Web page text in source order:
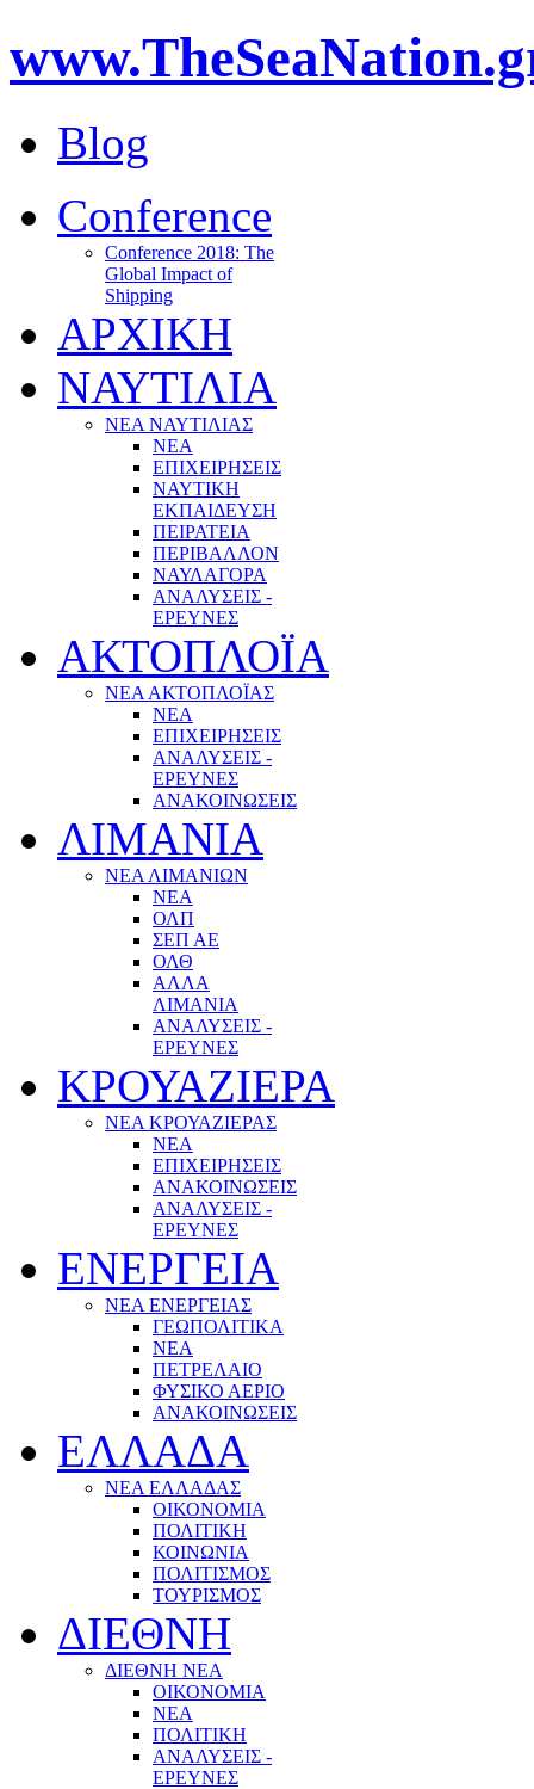
Blog
Conference
Conference 2018: The
Global Impact of
Shipping
ΑΡΧΙΚΗ
ΝΑΥΤΙΛΙΑ
ΝΕΑ ΝΑΥΤΙΛΙΑΣ
ΝΕΑ
ΕΠΙΧΕΙΡΗΣΕΙΣ
ΝΑΥΤΙΚΗ
ΕΚΠΑΙΔΕΥΣΗ
ΠΕΙΡΑΤΕΙΑ
ΠΕΡΙΒΑΛΛΟΝ
ΝΑΥΛΑΓΟΡΑ
ΑΝΑΛΥΣΕΙΣ -
ΕΡΕΥΝΕΣ
ΑΚΤΟΠΛΟΪΑ
ΝΕΑ ΑΚΤΟΠΛΟΪΑΣ
ΝΕΑ
ΕΠΙΧΕΙΡΗΣΕΙΣ
ΑΝΑΛΥΣΕΙΣ -
ΕΡΕΥΝΕΣ
ΑΝΑΚΟΙΝΩΣΕΙΣ
ΛΙΜΑΝΙΑ
ΝΕΑ ΛΙΜΑΝΙΩΝ
ΝΕΑ
ΟΛΠ
ΣΕΠ ΑΕ
ΟΛΘ
ΑΛΛΑ
ΛΙΜΑΝΙΑ
ΑΝΑΛΥΣΕΙΣ -
ΕΡΕΥΝΕΣ
ΚΡΟΥΑΖΙΕΡΑ
ΝΕΑ ΚΡΟΥΑΖΙΕΡΑΣ
NEA
ΕΠΙΧΕΙΡΗΣΕΙΣ
ΑΝΑΚΟΙΝΩΣΕΙΣ
ΑΝΑΛΥΣΕΙΣ -
ΕΡΕΥΝΕΣ
ΕΝΕΡΓΕΙΑ
ΝΕΑ ΕΝΕΡΓΕΙΑΣ
ΓΕΩΠΟΛΙΤΙΚΑ
ΝΕΑ
ΠΕΤΡΕΛΑΙΟ
ΦΥΣΙΚΟ ΑΕΡΙΟ
ΑΝΑΚΟΙΝΩΣΕΙΣ
ΕΛΛΑΔΑ
ΝΕΑ ΕΛΛΑΔΑΣ
ΟΙΚΟΝΟΜΙΑ
ΠΟΛΙΤΙΚΗ
ΚΟΙΝΩΝΙΑ
ΠΟΛΙΤΙΣΜΟΣ
ΤΟΥΡΙΣΜΟΣ
ΔΙΕΘΝΗ
ΔΙΕΘΝΗ ΝΕΑ
ΟΙΚΟΝΟΜΙΑ
ΝΕΑ
ΠΟΛΙΤΙΚΗ
ΑΝΑΛΥΣΕΙΣ -
ΕΡΕΥΝΕΣ